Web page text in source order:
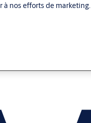
nos efforts de marketing.